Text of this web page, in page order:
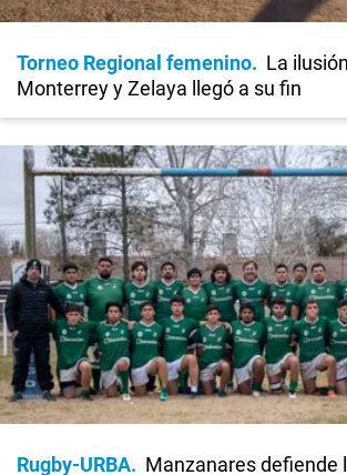
Torneo Regional femenino
La
Monterrey y Zelaya llegó a su fin
Rugby-URBA
Manzanares defiende